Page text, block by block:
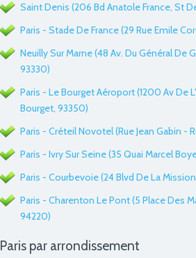
Saint Denis (206 Bd Anatole France, St
Paris - Stade De France (29 Rue Emile
Neuilly Sur Marne (48 Av. Du Général De
93330)
Paris - Le Bourget Aéroport (1200 Av De
Bourget, 93350)
Paris - Créteil Novotel (Rue Jean Gabin -
Paris - Ivry Sur Seine (35 Quai Marcel
Paris - Courbevoie (24 Blvd De La
Paris - Charenton Le Pont (5 Place Des
94220)
Paris par arrondissement